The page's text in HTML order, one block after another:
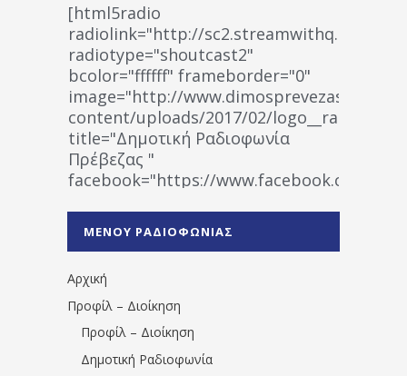
[html5radio
radiolink="http://
radiotype="shoutcast2"
bcolor="ffffff" frameborder="0"
image="http://www.dimosprevezas.gr/wp-
content/uploads/2017/02/
title="Δημοτική Ραδιοφωνία
Πρέβεζας "
facebook="https://www.facebook.com/
1531194763766854/" artist="" ]
ΜΕΝΟΥ ΡΑΔΙΟΦΩΝΙΑΣ
Αρχική
Προφίλ – Διοίκηση
Προφίλ – Διοίκηση
Δημοτική Ραδιοφωνία